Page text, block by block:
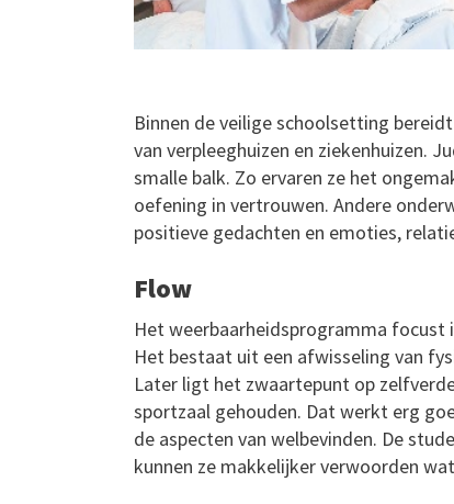
Binnen de veilige schoolsetting
van verpleeghuizen en ziekenhuizen.
smalle balk. Zo ervaren ze het
oefening in vertrouwen. Andere
positieve gedachten en emoties,
Flow
Het weerbaarheidsprogramma focust
Het bestaat uit een afwisseling van
Later ligt het zwaartepunt op
sportzaal gehouden. Dat werkt erg
de aspecten van welbevinden. De
kunnen ze makkelijker verwoorden